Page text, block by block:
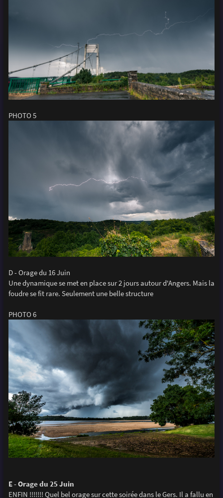
PHOTO 5
D - Orage du 16 Juin
Une dynamique se met en place sur 2 jours autour d'Angers. Mais la
foudre se fit rare. Seulement une belle structure
PHOTO 6
E - Orage du 25 Juin
ENFIN !!!!!!! Quel bel orage sur cette soirée dans le Gers. Il a fallu en